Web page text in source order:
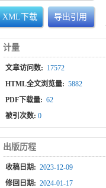
XML下载 导出引用
计量
文章访问数: 17572
HTML全文浏览量: 5882
PDF下载量: 62
被引次数:0
出版历程
收稿日期: 2023-12-09
修回日期: 2024-01-17